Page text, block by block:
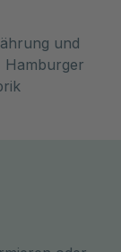
und
Hamburger